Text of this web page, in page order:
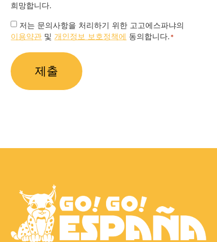
희망합니다.
Privacy
Policy
저는 문의사항을 처리하기 위한 고고에스파냐의
이용약관 및 개인정보 보호정책에 동의합니다. *